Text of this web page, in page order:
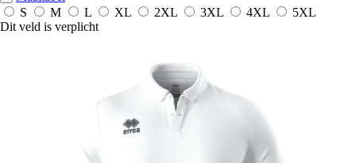
S
M L XL 2XL 3XL 4XL
5XL
Dit veld is verplicht